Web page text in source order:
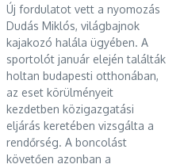
Új fordulatot vett a nyomozás
Dudás Miklós, világbajnok
kajakozó halála ügyében. A
sportolót január elején találták
holtan budapesti otthonában,
az eset körülményeit
kezdetben közigazgatási
eljárás keretében vizsgálta a
rendőrség. A boncolást
követően azonban a